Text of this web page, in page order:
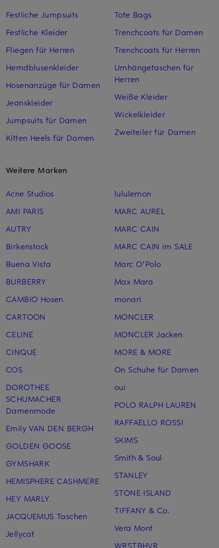
Festliche Jumpsuits
Festliche Kleider
Fliegen für Herren
Hemdblusenkleider
Hosenanzüge für Damen
Jeanskleider
Jumpsuits für Damen
Kitten Heels für Damen
Tote Bags
Trenchcoats für Damen
Trenchcoats für Herren
Umhängetaschen für
Herren
Weiße Kleider
Wickelkleider
Zweiteiler für Damen
Weitere Marken
Acne Studios
AMI PARIS
AUTRY
Birkenstock
Buena Vista
BURBERRY
CAMBIO Hosen
CARTOON
CELINE
CINQUE
COS
DOROTHEE
SCHUMACHER
Damenmode
Emily VAN DEN BERGH
GOLDEN GOOSE
GYMSHARK
HEMISPHERE CASHMERE
HEY MARLY
JACQUEMUS Taschen
Jellycat
lululemon
MARC AUREL
MARC CAIN
MARC CAIN im SALE
Marc O'Polo
Max Mara
monari
MONCLER
MONCLER Jacken
MORE & MORE
On Schuhe für Damen
oui
POLO RALPH LAUREN
RAFFAELLO ROSSI
SKIMS
Smith & Soul
STANLEY
STONE ISLAND
TIFFANY & Co.
Vera Mont
WRSTBHVR